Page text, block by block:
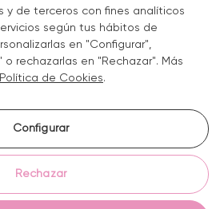
Barcelona
cookies
y de terceros con fines analíticos
según tus hábitos de
en "Configurar",
rechazarlas en "Rechazar". Más
Política de Cookies.
Configurar
Rechazar